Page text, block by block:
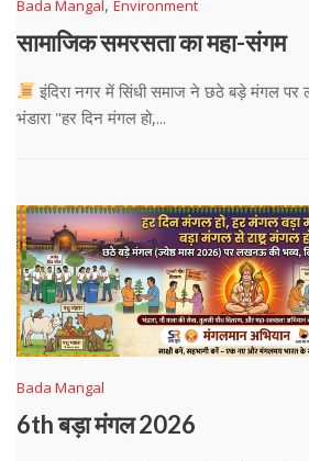
Bada Mangal Environment
सामाजिक समरसता का महा-संगम
इंदिरा नगर में सिंधी समाज ने छठे बड़े मंगल पर
भंडारा "हर दिन मंगल हो,...
Bada Mangal
6th बड़ा मंगल 2026